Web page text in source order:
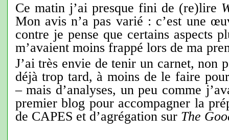
Ce matin j’ai presque fini de (re)lire
Mon avis n’a pas varié : c’est une
contre je pense que certains aspects
m’avaient moins frappé lors de ma
J’ai très envie de tenir un carnet, non
déjà trop tard, à moins de le faire
– mais d’analyses, un peu comme
premier blog pour accompagner la
de CAPES et d’agrégation sur The